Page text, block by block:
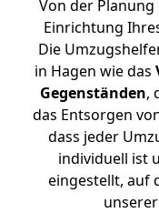
Von der
Einrichtung
Die
in Hagen wie das
Gegenständen,
das Entsorgen
dass jeder
individuell ist
eingestellt, auf